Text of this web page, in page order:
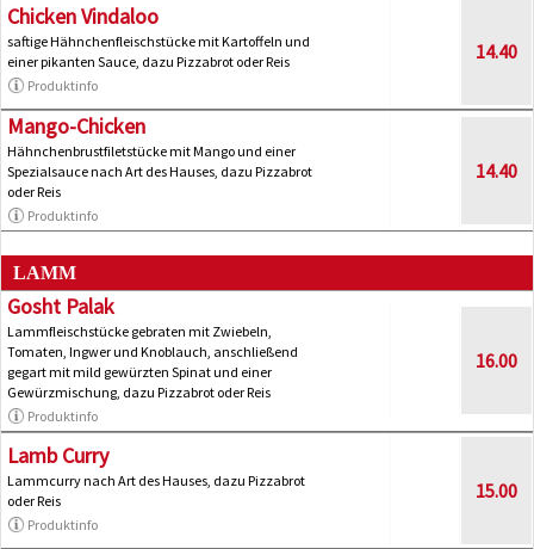
Chicken Vindaloo
saftige Hähnchenfleischstücke mit Kartoffeln und
einer pikanten Sauce, dazu Pizzabrot oder Reis
Produktinfo
14.40
Mango-Chicken
Hähnchenbrustfiletstücke mit Mango und einer
Spezialsauce nach Art des Hauses, dazu Pizzabrot
oder Reis
Produktinfo
14.40
LAMM
Gosht Palak
Lammfleischstücke gebraten mit Zwiebeln,
Tomaten, Ingwer und Knoblauch, anschließend
gegart mit mild gewürzten Spinat und einer
Gewürzmischung, dazu Pizzabrot oder Reis
Produktinfo
16.00
Lamb Curry
Lammcurry nach Art des Hauses, dazu Pizzabrot
oder Reis
Produktinfo
15.00